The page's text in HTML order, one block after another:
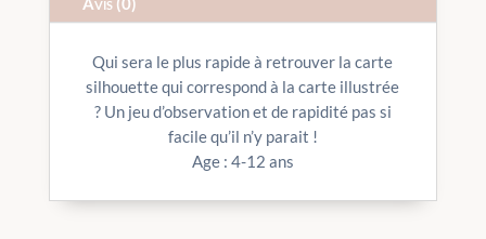
Qui sera le plus rapide à retrouver la carte
silhouette qui correspond à la carte illustrée
? Un jeu d’observation et de rapidité pas si
facile qu’il n’y parait !
Age : 4-12 ans